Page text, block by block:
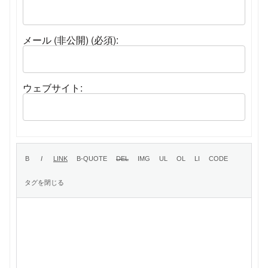
メール (非公開) (必須):
ウェブサイト: